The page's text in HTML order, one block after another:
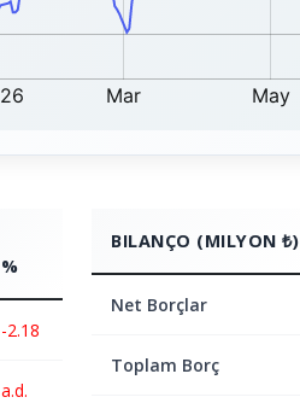
%
-2.18
a.d.
BILANÇO (MILYON ₺)
Net Borçlar
Toplam Borç